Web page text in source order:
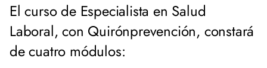
El curso de Especialista en Salud
Laboral, con Quirónprevención, constará
de cuatro módulos: